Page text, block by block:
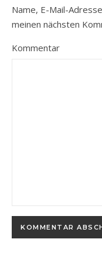
Name, E-Mail-
meinen nächsten
Kommentar